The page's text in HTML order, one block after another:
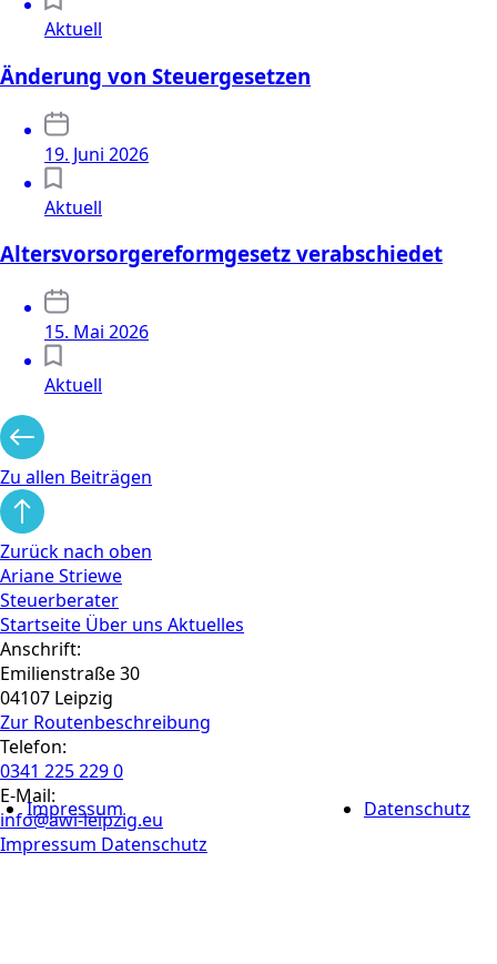
Impressum Datenschutz
Aktuell
Änderung von Steuergesetzen
19. Juni 2026
Aktuell
Altersvorsorgereformgesetz verabschiedet
15. Mai 2026
Aktuell
Zu allen Beiträgen
Zurück nach oben
Ariane Striewe
Steuerberater
Startseite Über uns Aktuelles
Anschrift:
Emilienstraße 30
04107 Leipzig
Zur Routen­beschreibung
Telefon:
0341 225 229 0
E-Mail:
info@awi-leipzig.eu
Impressum Datenschutz